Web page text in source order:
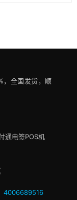
，全国发货，顺
通电签POS机
4006689516